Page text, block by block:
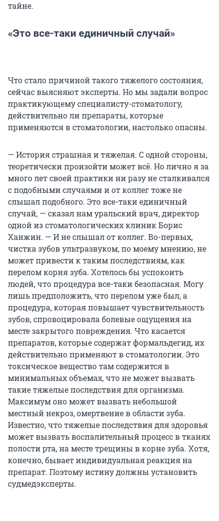
тайне.
«Это все-таки единичный случай»
Что стало причиной такого тяжелого состояния,
сейчас выясняют эксперты. Но мы задали вопрос
практикующему специалисту-стоматологу,
действительно ли препараты, которые
применяются в стоматологии, настолько опасны.
— История страшная и тяжелая. С одной стороны,
теоретически произойти может всё. Но лично я за
много лет своей практики ни разу не сталкивался
с подобными случаями и от коллег тоже не
слышал подобного. Это все-таки единичный
случай, — сказал нам уральский врач, директор
одной из стоматологических клиник Борис
Ханжин. — И не слышал от коллег. Во-первых,
чистка зубов ультразвуком, по моему мнению, не
может привести к таким последствиям, как
перелом корня зуба. Хотелось бы успокоить
людей, что процедура все-таки безопасная. Могу
лишь предположить, что перелом уже был, а
процедура, которая повышает чувствительность
зубов, спровоцировала болевые ощущения на
месте закрытого повреждения. Что касается
препаратов, которые содержат формальдегид, их
действительно применяют в стоматологии. Это
токсическое вещество там содержится в
минимальных объемах, что не может вызвать
такие тяжелые последствия для организма.
Максимум оно может вызвать небольшой
местный некроз, омертвение в области зуба.
Известно, что тяжелые последствия для здоровья
может вызвать воспалительный процесс в тканях
полости рта, на месте трещины в корне зуба. Хотя,
конечно, бывает индивидуальная реакция на
препарат. Поэтому истину должны установить
судмедэксперты.